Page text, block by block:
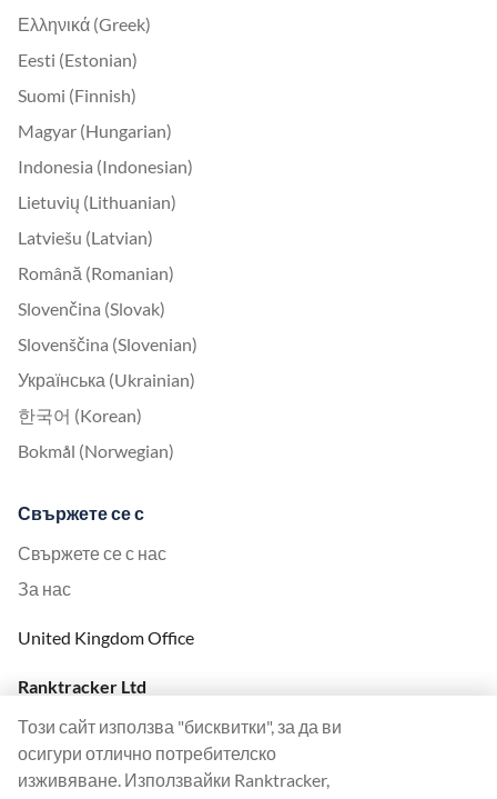
Ελληνικά (Greek)
Eesti (Estonian)
Suomi (Finnish)
Magyar (Hungarian)
Indonesia (Indonesian)
Lietuvių (Lithuanian)
Latviešu (Latvian)
Română (Romanian)
Slovenčina (Slovak)
Slovenščina (Slovenian)
Українська (Ukrainian)
한국어 (Korean)
Bokmål (Norwegian)
Свържете се с
Свържете се с нас
За нас
United Kingdom Office
Ranktracker Ltd
London, EC1R 5DF
Company No: 08820809
felix@ranktracker.com
Този сайт използва "бисквитки", за да ви
осигури отлично потребителско
изживяване. Използвайки Ranktracker,